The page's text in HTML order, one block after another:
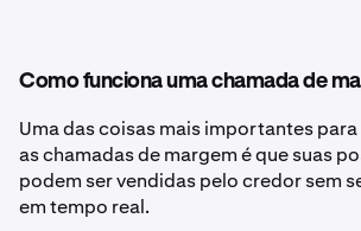
Como funciona uma chamada de
Uma das coisas mais importantes
as chamadas de margem é que suas
podem ser vendidas pelo credor sem
em tempo real.